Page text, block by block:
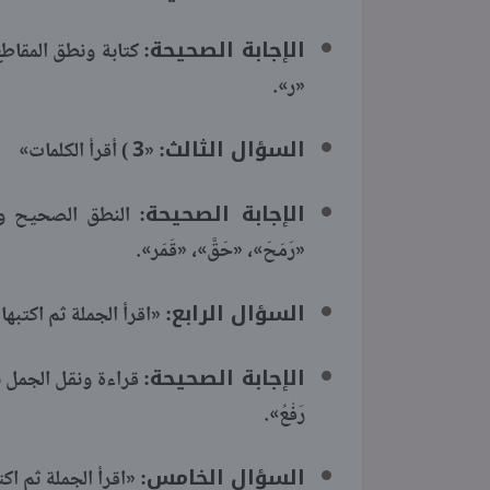
الإجابة الصحيحة:كتابة ونطق
«ر».
السؤال الثالث:«3 ) أقرأ الكلمات»
الإجابة الصحيحة: النطق الصحيح
«رَمَحَ»، «حَقَّ»، «قَمَر».
السؤال الرابع:«اقرأ الجملة ثم
الإجابة الصحيحة:قراءة ونقل
رَفْعُ».
السؤال الخامس:«اقرأ الجملة ثم